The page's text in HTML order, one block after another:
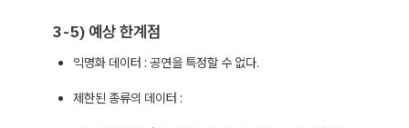
3-5) 예상 한계점
익명화 데이터 : 공연을 특정할 수 없다.
제한된 종류의 데이터 :